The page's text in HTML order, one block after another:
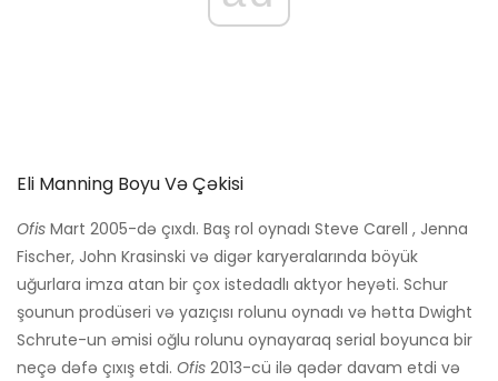
Eli Manning Boyu Və Çəkisi
Ofis Mart 2005-də çıxdı. Baş rol oynadı Steve Carell , Jenna
Fischer, John Krasinski və digər karyeralarında böyük
uğurlara imza atan bir çox istedadlı aktyor heyəti. Schur
şounun prodüseri və yazıçısı rolunu oynadı və hətta Dwight
Schrute-un əmisi oğlu rolunu oynayaraq serial boyunca bir
neçə dəfə çıxış etdi. Ofis 2013-cü ilə qədər davam etdi və